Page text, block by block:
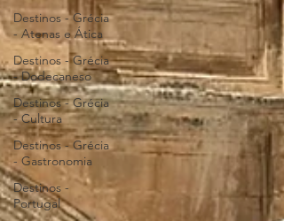
Destinos - Grécia
- Atenas e Ática
Destinos - Grécia
- Dodecaneso
Destinos - Grécia
- Cultura
Destinos - Grécia
- Gastronomia
Destinos -
Portugal